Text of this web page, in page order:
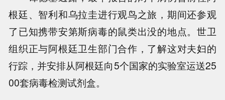
根廷、智利和乌拉圭进行观鸟之旅，期间还参观
了已知携带安第斯病毒的鼠类出没的地点。世卫
组织正与阿根廷卫生部门合作，了解这对夫妇的
行踪，并安排从阿根廷向5个国家的实验室运送25
00套病毒检测试剂盒。